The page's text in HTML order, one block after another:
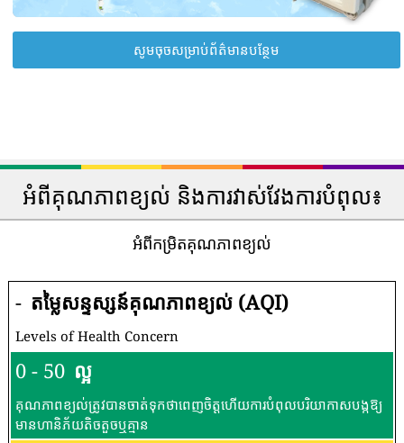
សូមចុចសម្រាប់ព័ត៌មានបន្ថែម
អំពីគុណភាពខ្យល់ និងការវាស់វែងការបំពុល៖
អំពីកម្រិតគុណភាពខ្យល់
- តម្លៃសន្ទស្សន៍គុណភាពខ្យល់ (AQI)
Levels of Health Concern
0 - 50 ល្អ
គុណភាពខ្យល់ត្រូវបានចាត់ទុកថាពេញចិត្តហើយការបំពុលបរិយាកាសបង្កឱ្យ
មានហានិភ័យតិចតួចឬគ្មាន